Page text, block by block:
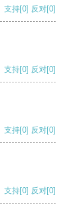
支持[0] 反对[0]
支持[0] 反对[0]
支持[0] 反对[0]
支持[0] 反对[0]